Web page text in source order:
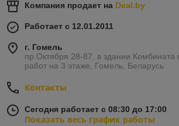
Компания продает на Deal.by
Работает с 12.01.2011
г. Гомель
пр.Октября 28-87, в здании Комбината
работ на 3 этаже, Гомель, Беларусь
Контакты
Сегодня работает с 08:30 до 17:00
Показать весь график работы